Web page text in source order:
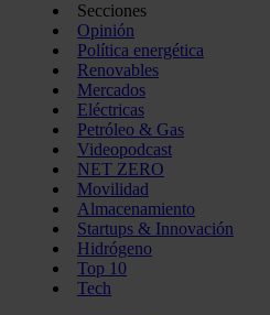
Secciones
Opinión
Política energética
Renovables
Mercados
Eléctricas
Petróleo & Gas
Videopodcast
NET ZERO
Movilidad
Almacenamiento
Startups & Innovación
Hidrógeno
Top 10
Tech